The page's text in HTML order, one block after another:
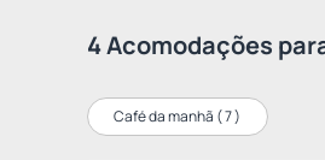
4 Acomodações
Café da manhã (7)